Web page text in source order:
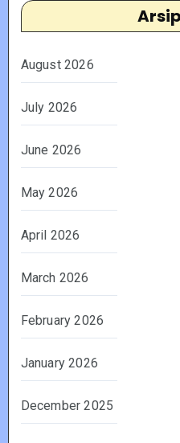
August 2026
July 2026
June 2026
May 2026
April 2026
March 2026
February 2026
January 2026
December 2025